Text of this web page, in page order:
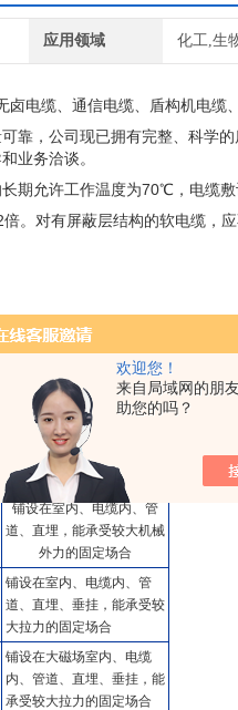
欢迎您！
来自局域网的朋
助您的吗？
应用领域 化工,生
卤电缆、通信电缆、盾构机电缆
靠，公司现已拥有完整、科学的
业务洽谈。
期允许工作温度为70℃ ，电缆
倍。对有屏蔽层结构的软电缆，
及Q/TX 001-2006 《煤矿用塑料绝缘
用途
铺设在室内、电缆内、管道
等固定场合
铺设在室内、电缆内、管
道、直埋，能承受较大机械
外力的固定场合
铺设在室内、电缆内、管
道、直埋、垂挂，能承受较
大拉力的固定场合
铺设在大磁场室内、电缆
内、管道、直埋、垂挂，能
承受较大拉力的固定场合